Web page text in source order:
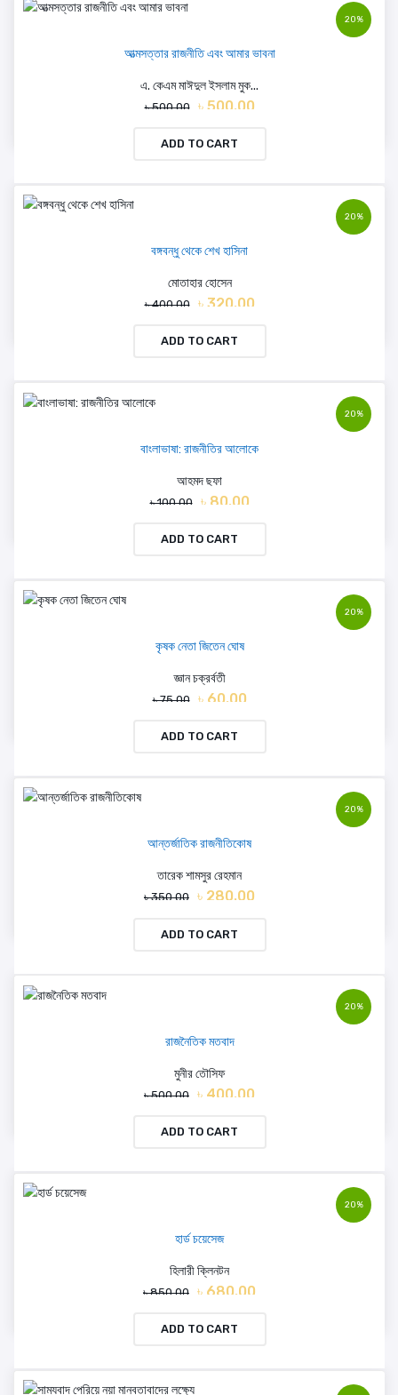
20%
আত্মসত্তার রাজনীতি এবং আমার ভাবনা
এ. কেএম মাঈদুল ইসলাম মুক...
৳ 500.00 ৳ 500.00
ADD TO CART
20%
বঙ্গবন্ধু থেকে শেখ হাসিনা
মোতাহার হোসেন
৳ 400.00 ৳ 320.00
ADD TO CART
20%
বাংলাভাষা: রাজনীতির আলোকে
আহমদ ছফা
৳ 100.00 ৳ 80.00
ADD TO CART
20%
কৃষক নেতা জিতেন ঘোষ
জ্ঞান চক্রর্বতী
৳ 75.00 ৳ 60.00
ADD TO CART
20%
আন্তর্জাতিক রাজনীতিকোষ
তারেক শামসুর রেহমান
৳ 350.00 ৳ 280.00
ADD TO CART
20%
রাজনৈতিক মতবাদ
মুনীর তৌসিফ
৳ 500.00 ৳ 400.00
ADD TO CART
20%
হার্ড চয়েসেজ
হিলারী ক্লিনটন
৳ 850.00 ৳ 680.00
ADD TO CART